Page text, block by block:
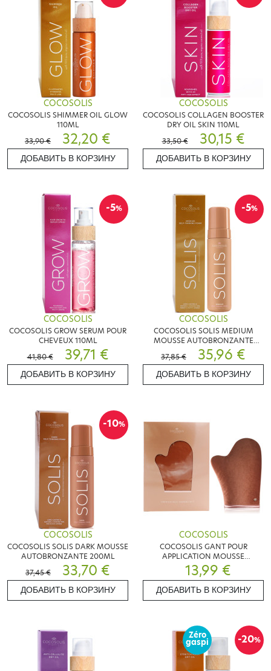
COCOSOLIS
COCOSOLIS SHIMMER OIL GLOW
110ML
33,90 €
32,20 €
ДОБАВИТЬ В КОРЗИНУ
COCOSOLIS
COCOSOLIS COLLAGEN BOOSTER
DRY OIL SKIN 110ML
33,50 €
30,15 €
ДОБАВИТЬ В КОРЗИНУ
-5%
COCOSOLIS
COCOSOLIS GROW SERUM POUR
CHEVEUX 110ML
41,80 €
39,71 €
ДОБАВИТЬ В КОРЗИНУ
-5%
COCOSOLIS
COCOSOLIS SOLIS MEDIUM
MOUSSE AUTOBRONZANTE
200ML
37,85 € 35,96 €
ДОБАВИТЬ В КОРЗИНУ
-10%
COCOSOLIS
COCOSOLIS SOLIS DARK MOUSSE
AUTOBRONZANTE 200ML
37,45 €
33,70 €
ДОБАВИТЬ В КОРЗИНУ
COCOSOLIS
COCOSOLIS GANT POUR
APPLICATION MOUSSE
AUTOBRONZANTE
13,99 €
ДОБАВИТЬ В КОРЗИНУ
-20%
Zéro
gaspi